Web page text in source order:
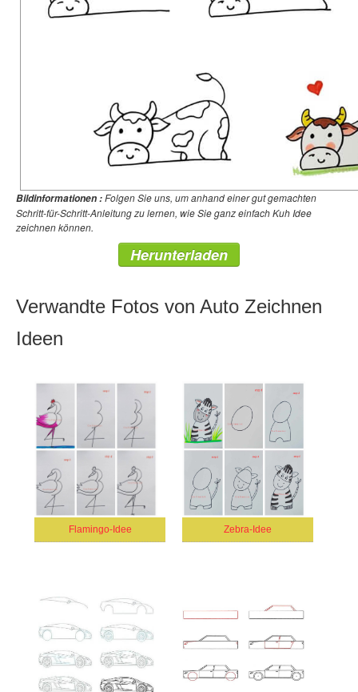
Bildinformationen :Folgen Sie uns, um anhand einer gut gemachten
Schritt-für-Schritt-Anleitung zu lernen, wie Sie ganz einfach Kuh Idee
zeichnen können.
Herunterladen
Verwandte Fotos von Auto Zeichnen
Ideen
Flamingo-Idee Zebra-Idee